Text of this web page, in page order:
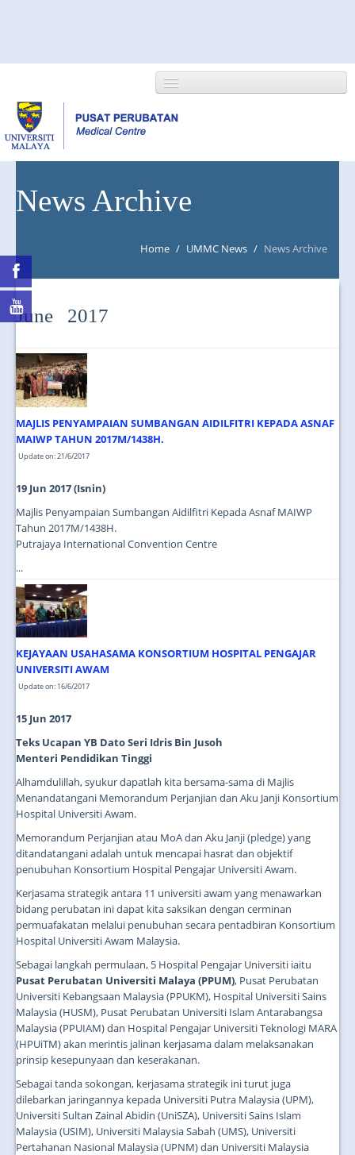
NEWS/EVENTS
MAPS & LOCATION
News Archive
Home / UMMC News / News Archive
June 2017
MAJLIS PENYAMPAIAN SUMBANGAN AIDILFITRI KEPADA ASNAF
MAIWP TAHUN 2017M/1438H.
Update on: 21/6/2017
19 Jun 2017 (Isnin)
Majlis Penyampaian Sumbangan Aidilfitri Kepada Asnaf MAIWP
Tahun 2017M/1438H.
Putrajaya International Convention Centre
...
KEJAYAAN USAHASAMA KONSORTIUM HOSPITAL PENGAJAR
UNIVERSITI AWAM
Update on: 16/6/2017
15 Jun 2017
Teks Ucapan YB Dato Seri Idris Bin Jusoh
Menteri Pendidikan Tinggi
Alhamdulillah, syukur dapatlah kita bersama-sama di Majlis
Menandatangani Memorandum Perjanjian dan Aku Janji Konsortium
Hospital Universiti Awam.
Memorandum Perjanjian atau MoA dan Aku Janji (pledge) yang
ditandatangani adalah untuk mencapai hasrat dan objektif
penubuhan Konsortium Hospital Pengajar Universiti Awam.
Kerjasama strategik antara 11 universiti awam yang menawarkan
bidang perubatan ini dapat kita saksikan dengan cerminan
permuafakatan melalui penubuhan secara pentadbiran Konsortium
Hospital Universiti Awam Malaysia.
Sebagai langkah permulaan, 5 Hospital Pengajar Universiti iaitu
Pusat Perubatan Universiti Malaya (PPUM), Pusat Perubatan
Universiti Kebangsaan Malaysia (PPUKM), Hospital Universiti Sains
Malaysia (HUSM), Pusat Perubatan Universiti Islam Antarabangsa
Malaysia (PPUIAM) dan Hospital Pengajar Universiti Teknologi MARA
(HPUiTM) akan merintis jalinan kerjasama dalam melaksanakan
prinsip kesepunyaan dan keserakanan.
Sebagai tanda sokongan, kerjasama strategik ini turut juga
dilebarkan jaringannya kepada Universiti Putra Malaysia (UPM),
Universiti Sultan Zainal Abidin (UniSZA), Universiti Sains Islam
Malaysia (USIM), Universiti Malaysia Sabah (UMS), Universiti
Pertahanan Nasional Malaysia (UPNM) dan Universiti Malaysia